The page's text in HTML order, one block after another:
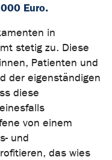
Euro.
in
stetig zu. Diese
Patienten und
der eigenständigen
diese
von einem
und
das wies